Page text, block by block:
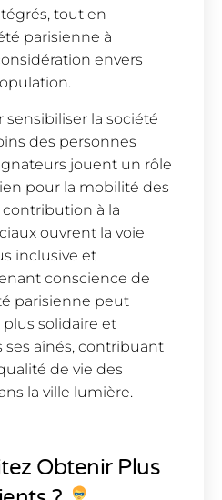
tout en
parisienne à
envers
sensibiliser la société
des personnes
jouent un rôle
pour la mobilité des
à la
ouvrent la voie
inclusive et
conscience de
parisienne peut
solidaire et
aînés, contribuant
de vie des
la ville lumière.
Obtenir Plus